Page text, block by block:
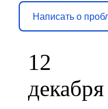
Написать о
12
декабря